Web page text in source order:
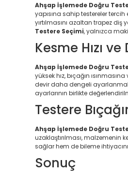
Ahşap İşlemede Doğru
yapısına sahip testereler
yırtılmasını azaltan trapez
Testere Seçimi, yalnızca
Kesme Hızı
Ahşap İşlemede Doğru
yüksek hız, bıçağın
devir daha dengeli
ayarlarının birlikte
Testere
Ahşap İşlemede Doğru
uzaklaştırılması, malzemenin
sağlar hem de bileme
Sonuç